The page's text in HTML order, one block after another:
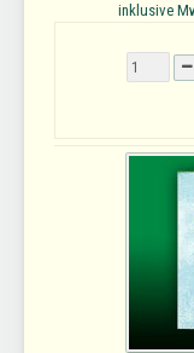
inklusive